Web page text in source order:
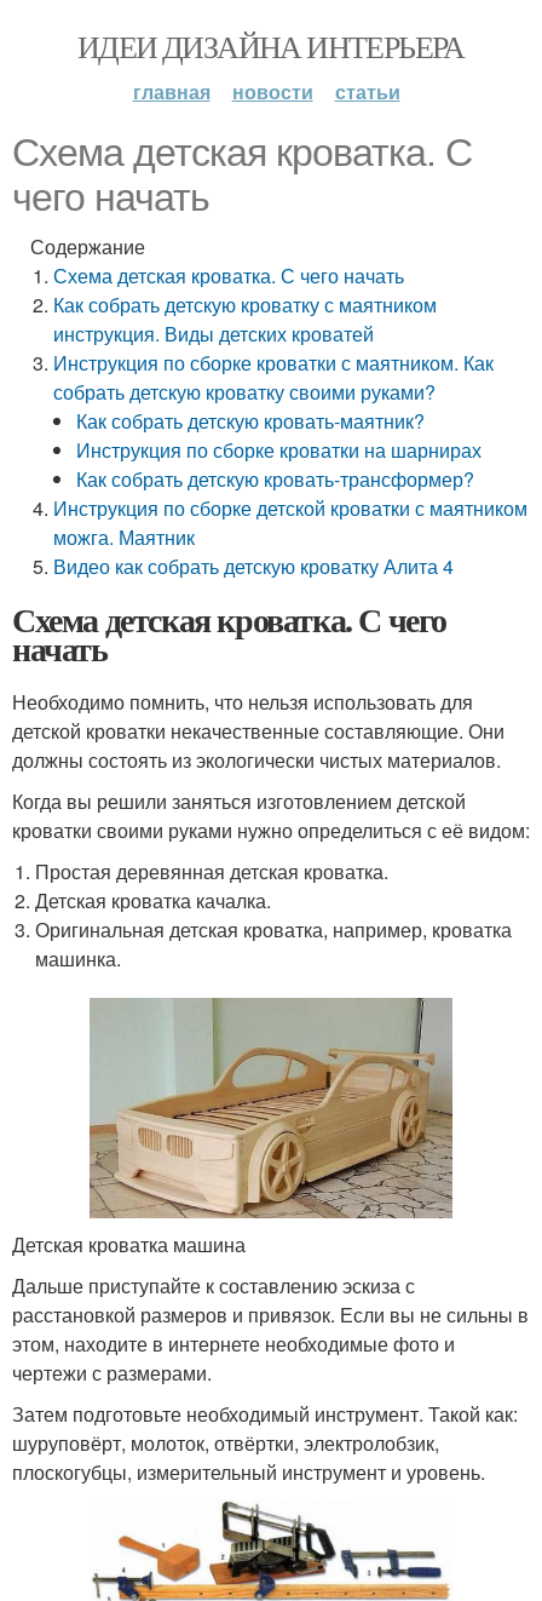
ИДЕИ ДИЗАЙНА ИНТЕРЬЕРА
главная новости статьи
Схема детская кроватка. С
чего начать
Содержание
Схема детская кроватка. С чего начать
Как собрать детскую кроватку с маятником
инструкция. Виды детских кроватей
Инструкция по сборке кроватки с маятником. Как
собрать детскую кроватку своими руками?
Как собрать детскую кровать-маятник?
Инструкция по сборке кроватки на шарнирах
Как собрать детскую кровать-трансформер?
Инструкция по сборке детской кроватки с маятником
можга. Маятник
Видео как собрать детскую кроватку Алита 4
Схема детская кроватка. С чего
начать
Необходимо помнить, что нельзя использовать для
детской кроватки некачественные составляющие. Они
должны состоять из экологически чистых материалов.
Когда вы решили заняться изготовлением детской
кроватки своими руками нужно определиться с её видом:
Простая деревянная детская кроватка.
Детская кроватка качалка.
Оригинальная детская кроватка, например, кроватка
машинка.
Детская кроватка машина
Дальше приступайте к составлению эскиза с
расстановкой размеров и привязок. Если вы не сильны в
этом, находите в интернете необходимые фото и
чертежи с размерами.
Затем подготовьте необходимый инструмент. Такой как:
шуруповёрт, молоток, отвёртки, электролобзик,
плоскогубцы, измерительный инструмент и уровень.